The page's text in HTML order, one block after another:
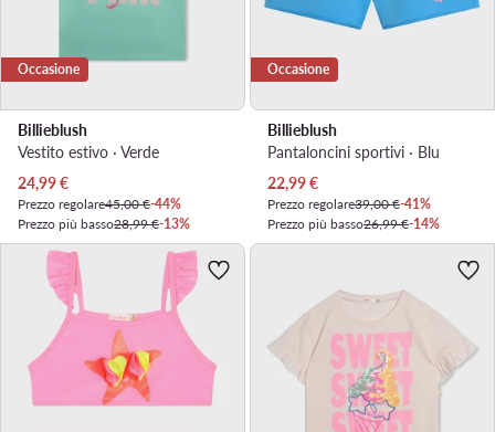
Occasione
Billieblush
Vestito estivo · Verde
Prezzo attuale
24,99€
Prezzo regolare45,00 €-44%
Prezzo più basso28,99 €-13%
Occasione
Billieblush
Pantaloncini sportivi · Blu
Prezzo attuale
22,99€
Prezzo regolare39,00 €-41%
Prezzo più basso26,99 €-14%